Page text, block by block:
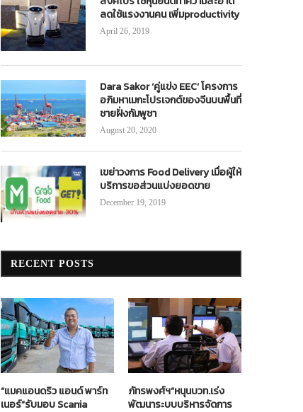
ลดใช้แรงงานคน เพิ่มproductivity
April 26, 2019
Dara Sakor ‘คู่แข่ง EEC’ โครงการ
อภิมหาเมกะโปรเจกต์ของจีนบนพื้นที่
ชายฝั่งกัมพูชา
August 20, 2020
เขย่าวงการ Food Delivery เมื่อผู้ให้
บริการขอส่วนแบ่งยอดขาย
December 19, 2019
RECENT POSTS
“แมคแอนดริว แอนด์ พาร์ท
เนอร์”รับมอบ Scania
ภัทรพงศ์ฯ”หนุนบวท.เร่ง
พัฒนาระบบบริหารจัดการ